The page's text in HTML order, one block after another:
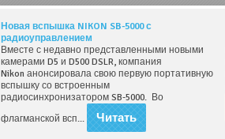
Новая вспышка NIKON SB-5000 с
радиоуправлением
Вместе с недавно представленными новыми
камерами D5 и D500 DSLR, компания
Nikon анонсировала свою первую портативную
вспышку со встроенным
радиосинхронизатором SB-5000. Во
флагманской всп...
Читать